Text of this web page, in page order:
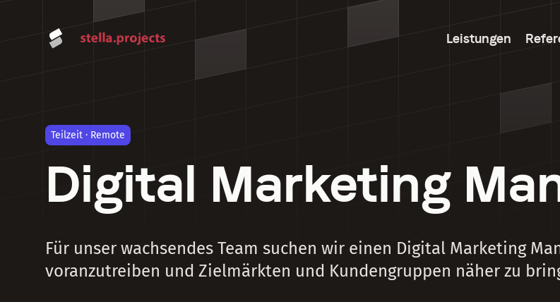
Leistungen
Teilzeit · Remote
Digital Marketing
Für unser wachsendes Team suchen wir einen Digital Marketing
voranzutreiben und Zielmärkten und Kundengruppen näher zu